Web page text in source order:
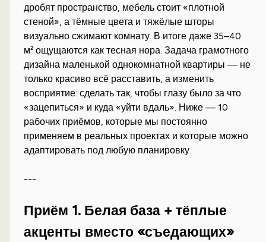
дробят пространство, мебель стоит «плотной
стеной», а тёмные цвета и тяжёлые шторы
визуально сжимают комнату. В итоге даже 35–40
м² ощущаются как тесная нора. Задача грамотного
дизайна маленькой однокомнатной квартиры — не
только красиво всё расставить, а изменить
восприятие: сделать так, чтобы глазу было за что
«зацепиться» и куда «уйти вдаль». Ниже — 10
рабочих приёмов, которые мы постоянно
применяем в реальных проектах и которые можно
адаптировать под любую планировку.
---
Приём 1. Белая база + тёплые
акценты вместо «съедающих»